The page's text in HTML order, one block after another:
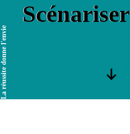
La réussite donne l'envie
Scénariser